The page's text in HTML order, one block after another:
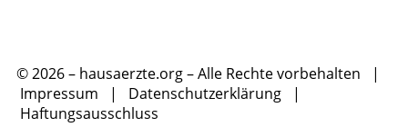
© 2026 – hausaerzte.org – Alle Rechte vorbehalten |
Impressum | Datenschutzerklärung |
Haftungsausschluss